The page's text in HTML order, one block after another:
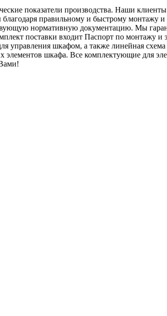
показатели производства. Наши
правильному и быстрому монтажу
нормативную документацию. Мы
поставки входит Паспорт по монтажу
шкафом, а также линейная
элементов шкафа. Все комплектующие для